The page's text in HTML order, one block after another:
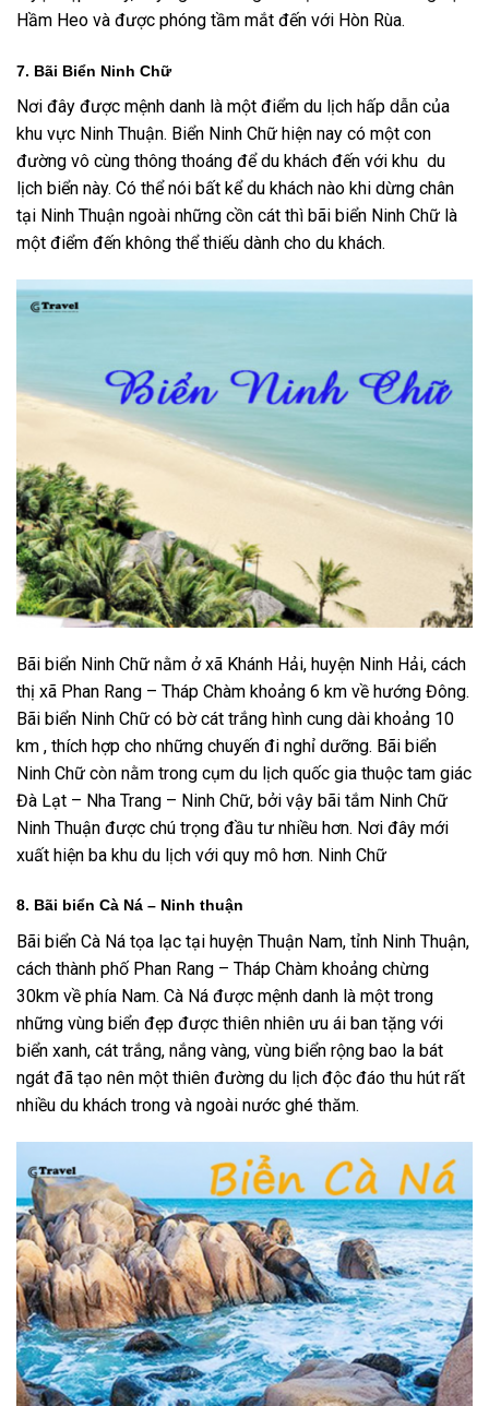
Hầm Heo và được phóng tầm mắt đến với Hòn Rùa.
7. Bãi Biển Ninh Chữ
Nơi đây được mệnh danh là một điểm du lịch hấp dẫn của
khu vực Ninh Thuận. Biển Ninh Chữ hiện nay có một con
đường vô cùng thông thoáng để du khách đến với khu du
lịch biển này. Có thể nói bất kể du khách nào khi dừng chân
tại Ninh Thuận ngoài những cồn cát thì bãi biển Ninh Chữ là
một điểm đến không thể thiếu dành cho du khách.
Bãi biển Ninh Chữ nằm ở xã Khánh Hải, huyện Ninh Hải, cách
thị xã Phan Rang – Tháp Chàm khoảng 6 km về hướng Đông.
Bãi biển Ninh Chữ có bờ cát trắng hình cung dài khoảng 10
km , thích hợp cho những chuyến đi nghỉ dưỡng. Bãi biển
Ninh Chữ còn nằm trong cụm du lịch quốc gia thuộc tam giác
Đà Lạt – Nha Trang – Ninh Chữ, bởi vậy bãi tắm Ninh Chữ
Ninh Thuận được chú trọng đầu tư nhiều hơn. Nơi đây mới
xuất hiện ba khu du lịch với quy mô hơn. Ninh Chữ
8. Bãi biển Cà Ná – Ninh thuận
Bãi biển Cà Ná tọa lạc tại huyện Thuận Nam, tỉnh Ninh Thuận,
cách thành phố Phan Rang – Tháp Chàm khoảng chừng
30km về phía Nam. Cà Ná được mệnh danh là một trong
những vùng biển đẹp được thiên nhiên ưu ái ban tặng với
biển xanh, cát trắng, nắng vàng, vùng biển rộng bao la bát
ngát đã tạo nên một thiên đường du lịch độc đáo thu hút rất
nhiều du khách trong và ngoài nước ghé thăm.